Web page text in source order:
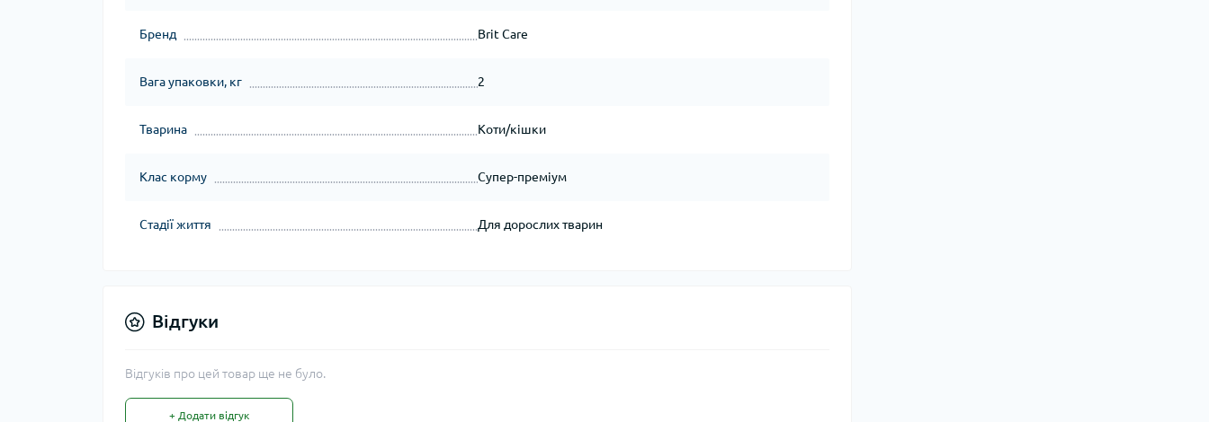
Бренд Brit Care
Вага упаковки, кг 2
Тварина Коти/кішки
Клас корму Супер-преміум
Стадії життя Для дорослих тварин
Відгуки
Відгуків про цей товар ще не було.
+ Додати відгук